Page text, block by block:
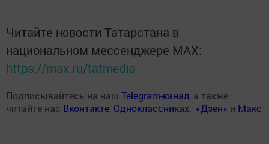
Читайте новости Татарстана в
национальном мессенджере MАХ:
https://max.ru/tatmedia
Подписывайтесь на наш Telegram-канал, а также
читайте нас Вконтакте, Одноклассниках, «Дзен» и Макс